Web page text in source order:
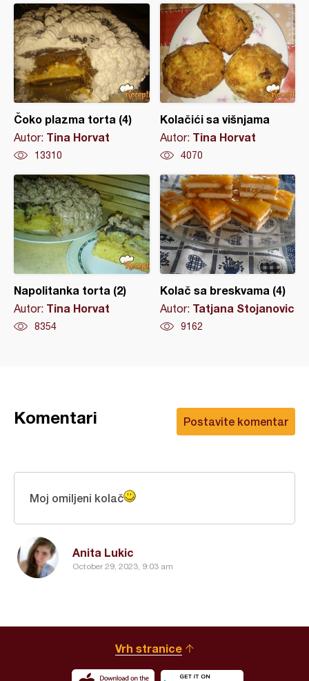
Čoko plazma torta (4)
Autor: Tina Horvat
13310
Kolačići sa višnjama
Autor: Tina Horvat
4070
Napolitanka torta (2)
Autor: Tina Horvat
8354
Kolač sa breskvama (4)
Autor: Tatjana Stojanovic
9162
Postavite komentar
Komentari
Anita Lukic
October 29, 2023, 9:03 am
Moj omiljeni kolač
Vrh stranice